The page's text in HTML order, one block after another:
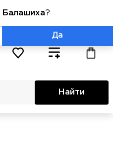
+7 (800) 775-71-06
Найти
Балашиха?
Да